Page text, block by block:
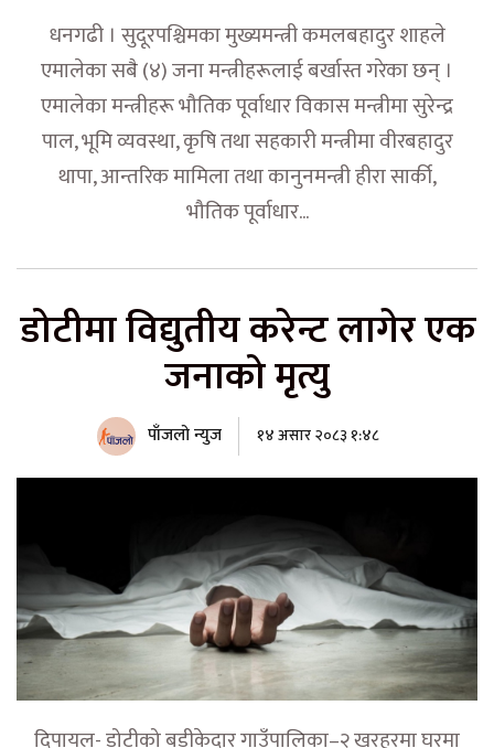
धनगढी । सुदूरपश्चिमका मुख्यमन्त्री कमलबहादुर शाहले
एमालेका सबै (४) जना मन्त्रीहरूलाई बर्खास्त गरेका छन् ।
एमालेका मन्त्रीहरू भौतिक पूर्वाधार विकास मन्त्रीमा सुरेन्द्र
पाल, भूमि व्यवस्था, कृषि तथा सहकारी मन्त्रीमा वीरबहादुर
थापा, आन्तरिक मामिला तथा कानुनमन्त्री हीरा सार्की,
भौतिक पूर्वाधार...
डोटीमा विद्युतीय करेन्ट लागेर एक
जनाको मृत्यु
पाँजलो न्युज १४ असार २०८३ १:४८
दिपायल- डोटीको बडीकेदार गाउँपालिका–२ खरहरमा घरमा